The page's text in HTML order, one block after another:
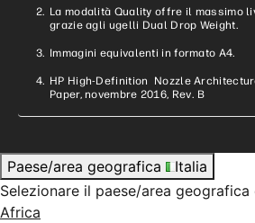
La modalità Quality offre il massimo
grazie agli ugelli Dual Drop Weight.
Immagini equivalenti in formato A4.
HP High-Definition Nozzle
Paper, novembre 2016, Rev. B
Paese/area geografica
Italia
Selezionare il paese/area geografica
Africa